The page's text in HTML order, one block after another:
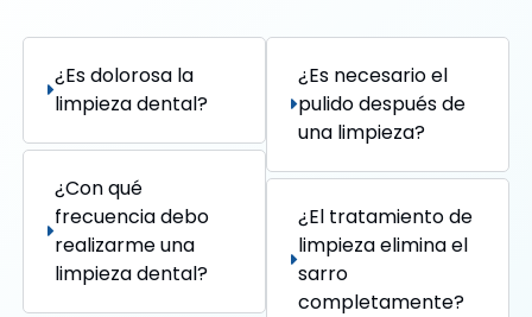
¿Es dolorosa la
limpieza dental?
¿Con qué
frecuencia debo
realizarme una
limpieza dental?
¿Es necesario el
pulido después de
una limpieza?
¿El tratamiento de
limpieza elimina el
sarro
completamente?